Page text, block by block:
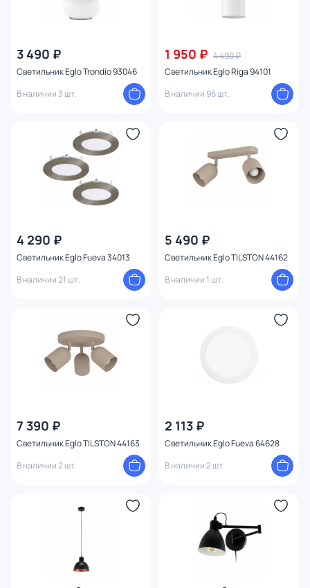
3 490 ₽
Светильник Eglo Trondio 93046
В наличии 3 шт.
1 950 ₽ 4 490 ₽
Светильник Eglo Riga 94101
В наличии 96 шт.
4 290 ₽
Светильник Eglo Fueva 34013
В наличии 21 шт.
5 490 ₽
Светильник Eglo TILSTON 44162
В наличии 1 шт.
7 390 ₽
Светильник Eglo TILSTON 44163
В наличии 2 шт.
2 113 ₽
Светильник Eglo Fueva 64628
В наличии 2 шт.